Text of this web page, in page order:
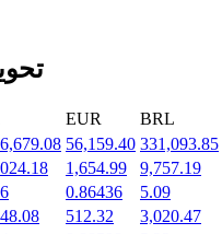
EUR BRL
56,159.40 331,093.85
1,654.99 9,757.19
0.86436 5.09
512.32 3,020.47